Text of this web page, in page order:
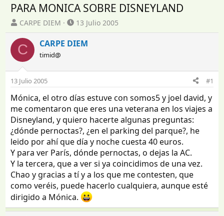
PARA MONICA SOBRE DISNEYLAND
I
n
i
c
i
a
d
o
r
d
e
l
t
e
m
a
CARPE DIEM
F
e
c
d
i
n
i
c
o
13 Julio 2005
C CARPE DIEM
timid@
13 Julio 2005 #1
Mónica, el otro días estuve con somos5 y joel david, y
me comentaron que eres una veterana en los viajes a
Disneyland, y quiero hacerte algunas preguntas:
¿dónde pernoctas?, ¿en el parking del parque?, he
leido por ahí que día y noche cuesta 40 euros.
Y para ver París, dónde pernoctas, o dejas la AC.
Y la tercera, que a ver si ya coincidimos de una vez.
Chao y gracias a tí y a los que me contesten, que
como veréis, puede hacerlo cualquiera, aunque esté
dirigido a Mónica.